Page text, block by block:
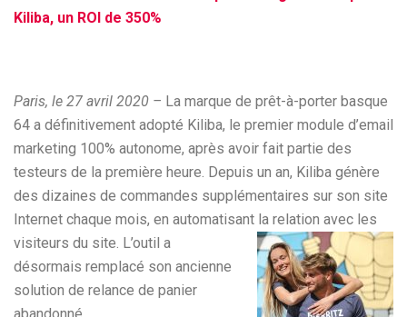
Kiliba, un ROI de 350%
Paris, le 27 avril 2020 – La marque de prêt-à-porter basque
64 a définitivement adopté Kiliba, le premier module d’email
marketing 100% autonome, après avoir fait partie des
testeurs de la première heure. Depuis un an, Kiliba génère
des dizaines de commandes supplémentaires sur son site
Internet chaque mois, en automatisant la relation avec les
visiteurs du site. L’outil a
désormais remplacé son ancienne
solution de relance de panier